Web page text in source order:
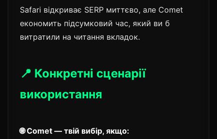
Safari відкриває SERP миттєво, але Comet
економить підсумковий час, який ви б
витратили на читання вкладок.
📍 Конкретні сценарії
використання
🌐 Comet — твій вибір, якщо: